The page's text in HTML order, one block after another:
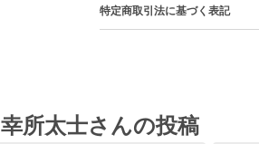
特定商取引法に基づく表記
幸所太士さんの投稿